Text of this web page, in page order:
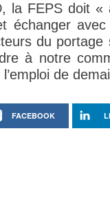
la FEPS doit
échanger
du portage
à notre
de
FACEBOOK